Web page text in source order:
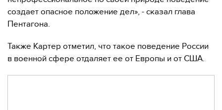
создает опасное положение дел», - сказал глава
Пентагона.
Также Картер отметил, что такое поведение России
в военной сфере отдаляет ее от Европы и от США.